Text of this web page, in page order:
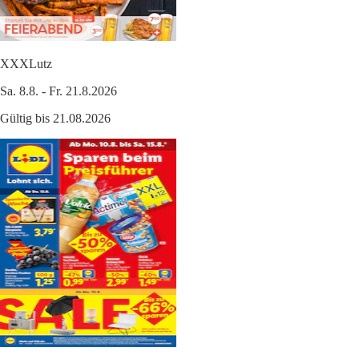
XXXLutz
Sa. 8.8. - Fr. 21.8.2026
Gültig bis 21.08.2026